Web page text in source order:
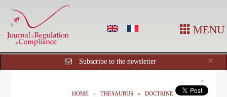
MENU
×
Subscribe to the newsletter
HOME THESAURUS DOCTRINE